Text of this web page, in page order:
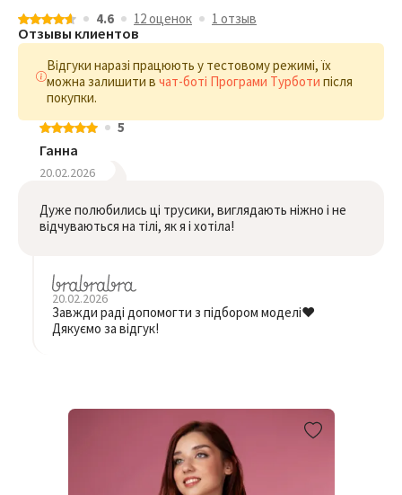
4.6 12 оценок 1 отзыв
Отзывы клиентов
Відгуки наразі працюють у тестовому режимі, їх
можна залишити в чат-боті Програми Турботи після
покупки.
5
Ганна
20.02.2026
Дуже полюбились ці трусики, виглядають ніжно і не
відчуваються на тілі, як я і хотіла!
20.02.2026
Завжди раді допомогти з підбором моделі❤️
Дякуємо за відгук!